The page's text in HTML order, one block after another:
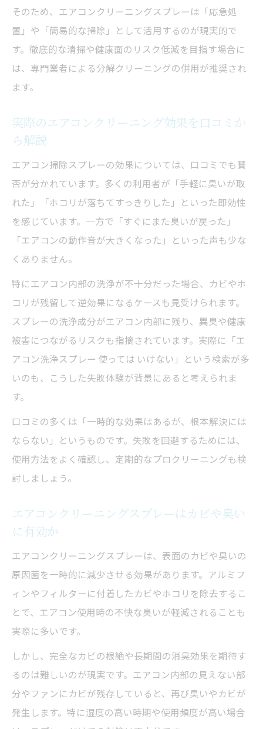
スプレー使用でカビや臭いが悪化する仕組
み
エアコンクリーニングで故障リスクが高ま
る理由
安全なエアコンクリーニングのための注意点
電源オフや換気など安全対策を徹底解説
エアコンクリーニング時の養生と手順のコ
スプレー選びで重視したい安全成分と特徴
エアコンクリーニング中の事故を防ぐポイ
ント
手軽さとリスクで比べるクリーニング方法
エアコンクリーニングスプレーの手軽さと
プロと自分掃除のメリット・デメリット比
較
エアコンクリーニングでコストを抑えるコ
ツ
効果と安全性で選ぶクリーニングスタイル
カビや臭い対策に効果的な掃除のポイント
エアコンクリーニングスプレーでカビ臭対
策
カビ発生を防ぐための掃除頻度とタイミン
フィン・ファン部分の効果的な掃除手順
そのため、エアコンクリーニングスプレーは「応急処
置」や「簡易的な掃除」として活用するのが現実的で
す。徹底的な清掃や健康面のリスク低減を目指す場合に
は、専門業者による分解クリーニングの併用が推奨され
ます。
実際のエアコンクリーニング効果を口コミか
ら解説
エアコン掃除スプレーの効果については、口コミでも賛
否が分かれています。多くの利用者が「手軽に臭いが取
れた」「ホコリが落ちてすっきりした」といった即効性
を感じています。一方で「すぐにまた臭いが戻った」
「エアコンの動作音が大きくなった」といった声も少な
くありません。
特にエアコン内部の洗浄が不十分だった場合、カビやホ
コリが残留して逆効果になるケースも見受けられます。
スプレーの洗浄成分がエアコン内部に残り、異臭や健康
被害につながるリスクも指摘されています。実際に「エ
アコン洗浄スプレー 使っては いけない」という検索が多
いのも、こうした失敗体験が背景にあると考えられま
す。
口コミの多くは「一時的な効果はあるが、根本解決には
ならない」というものです。失敗を回避するためには、
使用方法をよく確認し、定期的なプロクリーニングも検
討しましょう。
エアコンクリーニングスプレーはカビや臭い
に有効か
エアコンクリーニングスプレーは、表面のカビや臭いの
原因菌を一時的に減少させる効果があります。アルミフ
ィンやフィルターに付着したカビやホコリを除去するこ
とで、エアコン使用時の不快な臭いが軽減されることも
実際に多いです。
しかし、完全なカビの根絶や長期間の消臭効果を期待す
るのは難しいのが現実です。エアコン内部の見えない部
分やファンにカビが残存していると、再び臭いやカビが
発生します。特に湿度の高い時期や使用頻度が高い場合